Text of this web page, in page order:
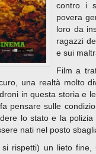
contro i
povera
loro da
ragazzi
e sui
Film a
una realtà molto
in questa storia e
pensare sulle
lo stato e la
nati nel posto
rispetti) un lieto